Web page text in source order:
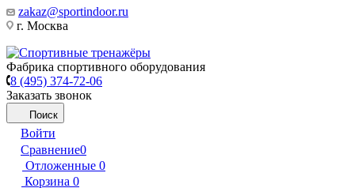
zakaz@sportindoor.ru
г. Москва
Фабрика спортивного оборудования
8 (495) 374-72-06
Заказать звонок
Поиск
Войти
Сравнение0
Отложенные 0
Корзина 0